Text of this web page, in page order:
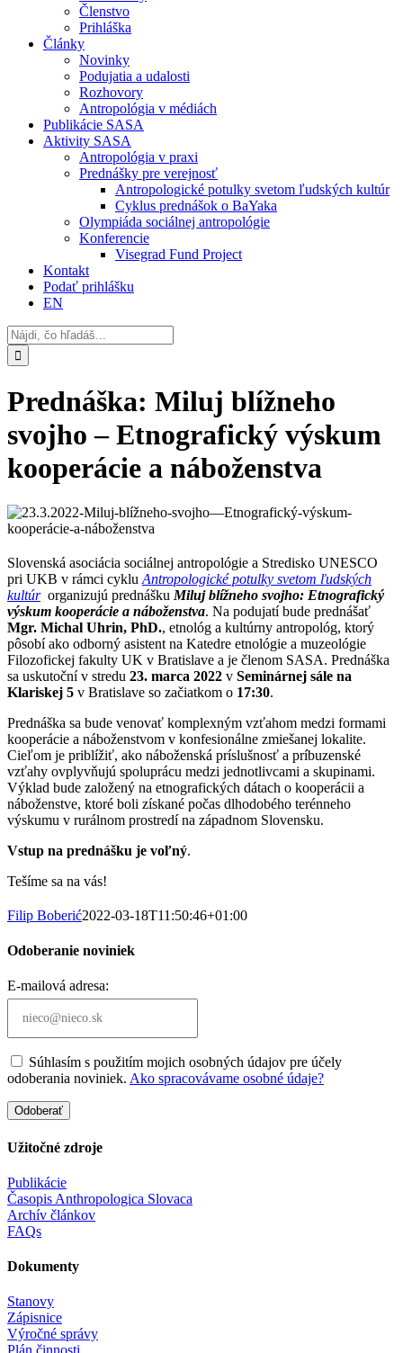
Členstvo
Prihláška
Články
Novinky
Podujatia a udalosti
Rozhovory
Antropológia v médiách
Publikácie SASA
Aktivity SASA
Antropológia v praxi
Prednášky pre verejnosť
Antropologické potulky svetom ľudských kultúr
Cyklus prednášok o BaYaka
Olympiáda sociálnej antropológie
Konferencie
Visegrad Fund Project
Kontakt
Podať prihlášku
EN
Search
for:
Prednáška: Miluj blížneho
svojho – Etnografický výskum
kooperácie a náboženstva
Slovenská asociácia sociálnej antropológie a Stredisko UNESCO
pri UKB v rámci cyklu Antropologické potulky svetom ľudských
kultúr organizujú prednášku Miluj blížneho svojho: Etnografický
výskum kooperácie a náboženstva. Na podujatí bude prednášať
Mgr. Michal Uhrin, PhD., etnológ a kultúrny antropológ, ktorý
pôsobí ako odborný asistent na Katedre etnológie a muzeológie
Filozofickej fakulty UK v Bratislave a je členom SASA. Prednáška
sa uskutoční v stredu 23. marca 2022 v Seminárnej sále na
Klariskej 5 v Bratislave so začiatkom o 17:30.
Prednáška sa bude venovať komplexným vzťahom medzi formami
kooperácie a náboženstvom v konfesionálne zmiešanej lokalite.
Cieľom je priblížiť, ako náboženská príslušnosť a príbuzenské
vzťahy ovplyvňujú spoluprácu medzi jednotlivcami a skupinami.
Výklad bude založený na etnografických dátach o kooperácii a
náboženstve, ktoré boli získané počas dlhodobého terénneho
výskumu v rurálnom prostredí na západnom Slovensku.
Vstup na prednášku je voľný.
Tešíme sa na vás!
Filip Boberić2022-03-18T11:50:46+01:00
Odoberanie noviniek
E-mailová adresa:
Súhlasím s použitím mojich osobných údajov pre účely
odoberania noviniek. Ako spracovávame osobné údaje?
Odoberať
Užitočné zdroje
Publikácie
Časopis Anthropologica Slovaca
Archív článkov
FAQs
Dokumenty
Stanovy
Zápisnice
Výročné správy